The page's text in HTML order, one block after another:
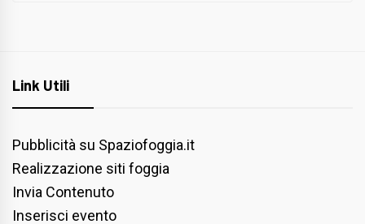
Link Utili
Pubblicità su Spaziofoggia.it
Realizzazione siti foggia
Invia Contenuto
Inserisci evento